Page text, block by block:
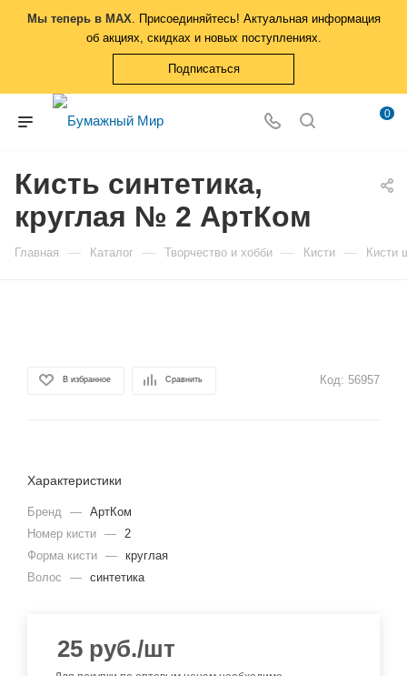
Мы теперь в MAX. Присоединяйтесь! Актуальная информация
об акциях, скидках и новых поступлениях.
Подписаться
0
Кисть синтетика,
круглая № 2 АртКом
Главная — Каталог — Творчество и хобби — Кисти — Кисти
В избранное Сравнить Код: 56957
Характеристики
Бренд — АртКом
Номер кисти — 2
Форма кисти — круглая
Волос
— синтетика
25 руб./шт